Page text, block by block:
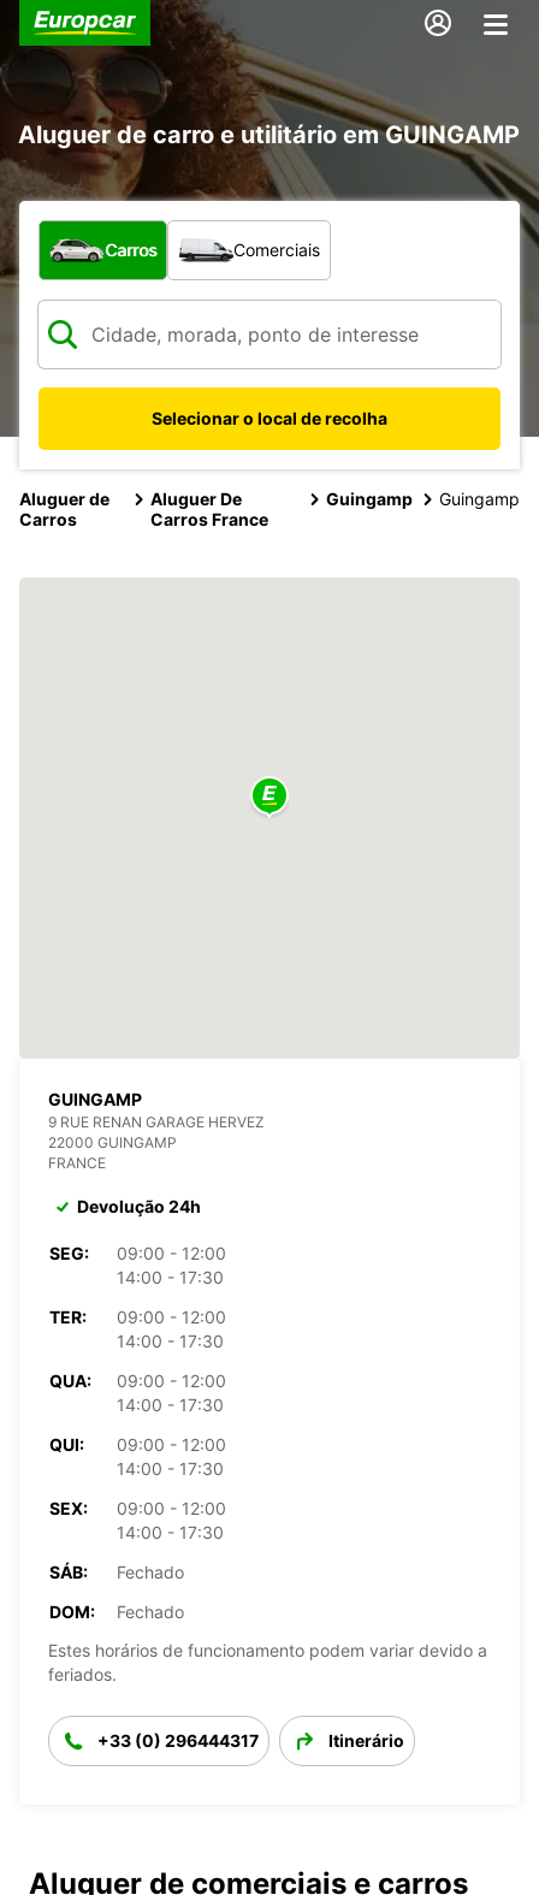
Aluguer de carro e utilitário em GUINGAMP
Que tipo de veículo pretende?
Carros Comerciais
Selecionar o local de recolha
Aluguer de
Carros
Aluguer De
Carros France
Guingamp Guingamp
GUINGAMP
9 RUE RENAN GARAGE HERVEZ
22000 GUINGAMP
FRANCE
Devolução 24h
SEG:
09:00 - 12:00
14:00 - 17:30
TER:
09:00 - 12:00
14:00 - 17:30
QUA:
09:00 - 12:00
14:00 - 17:30
QUI:
09:00 - 12:00
14:00 - 17:30
SEX:
09:00 - 12:00
14:00 - 17:30
SÁB:
Fechado
DOM:
Fechado
Estes horários de funcionamento podem variar devido a
feriados.
+33 (0) 296444317 Itinerário
Aluguer de comerciais e carros